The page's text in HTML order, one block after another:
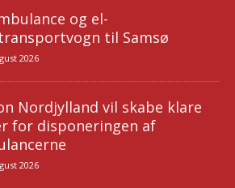
og el-
til Samsø
2026
Nordjylland vil skabe klare
for disponeringen af
2026